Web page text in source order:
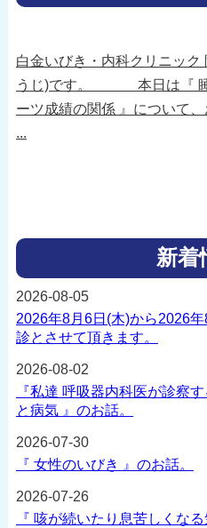
白金いびき・内科クリニック
うじ)です。 本日は『 睡
ーツ成績の関係 』につい
...
新着
2026年8月6日(木)から2026
診とさせて頂きます。
2026-08-05
『私達 呼吸器内科医が診察
と病気 』のお話。
2026-08-02
『 女性のいびき 』のお話。
2026-07-30
『 咳が続いたり息苦しくな
2026-07-26